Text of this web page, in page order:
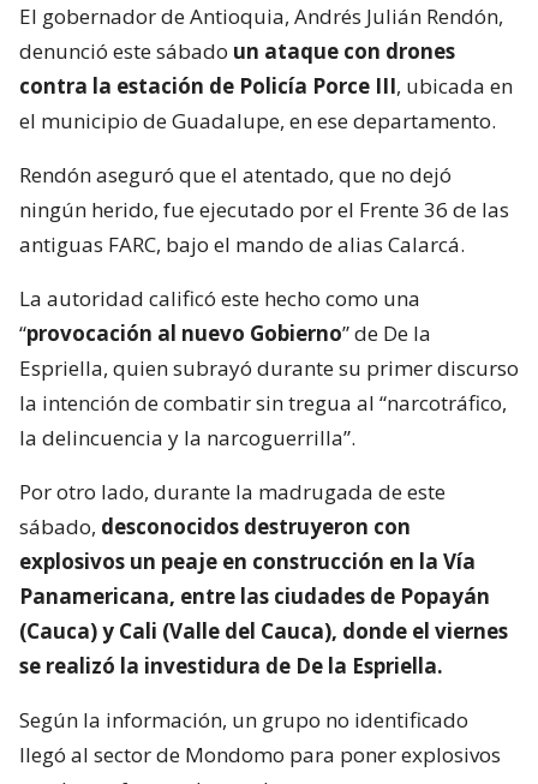
El gobernador de Antioquia, Andrés Julián Rendón,
denunció este sábado un ataque con drones
contra la estación de Policía Porce III, ubicada en
el municipio de Guadalupe, en ese departamento.
Rendón aseguró que el atentado, que no dejó
ningún herido, fue ejecutado por el Frente 36 de las
antiguas FARC, bajo el mando de alias Calarcá.
La autoridad calificó este hecho como una
“provocación al nuevo Gobierno” de De la
Espriella, quien subrayó durante su primer discurso
la intención de combatir sin tregua al “narcotráfico,
la delincuencia y la narcoguerrilla”.
Por otro lado, durante la madrugada de este
sábado, desconocidos destruyeron con
explosivos un peaje en construcción en la Vía
Panamericana, entre las ciudades de Popayán
(Cauca) y Cali (Valle del Cauca), donde el viernes
se realizó la investidura de De la Espriella.
Según la información, un grupo no identificado
llegó al sector de Mondomo para poner explosivos